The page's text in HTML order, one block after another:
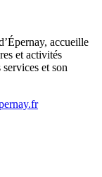
accueille
et activités
et son